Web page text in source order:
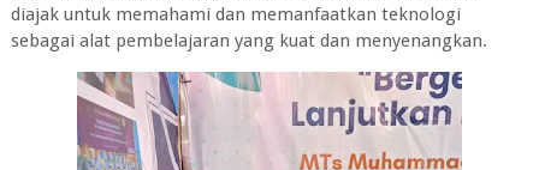
diajak untuk memahami dan memanfaatkan teknologi
sebagai alat pembelajaran yang kuat dan menyenangkan.